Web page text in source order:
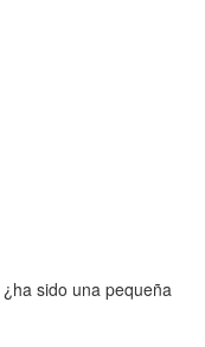
sido una pequeña